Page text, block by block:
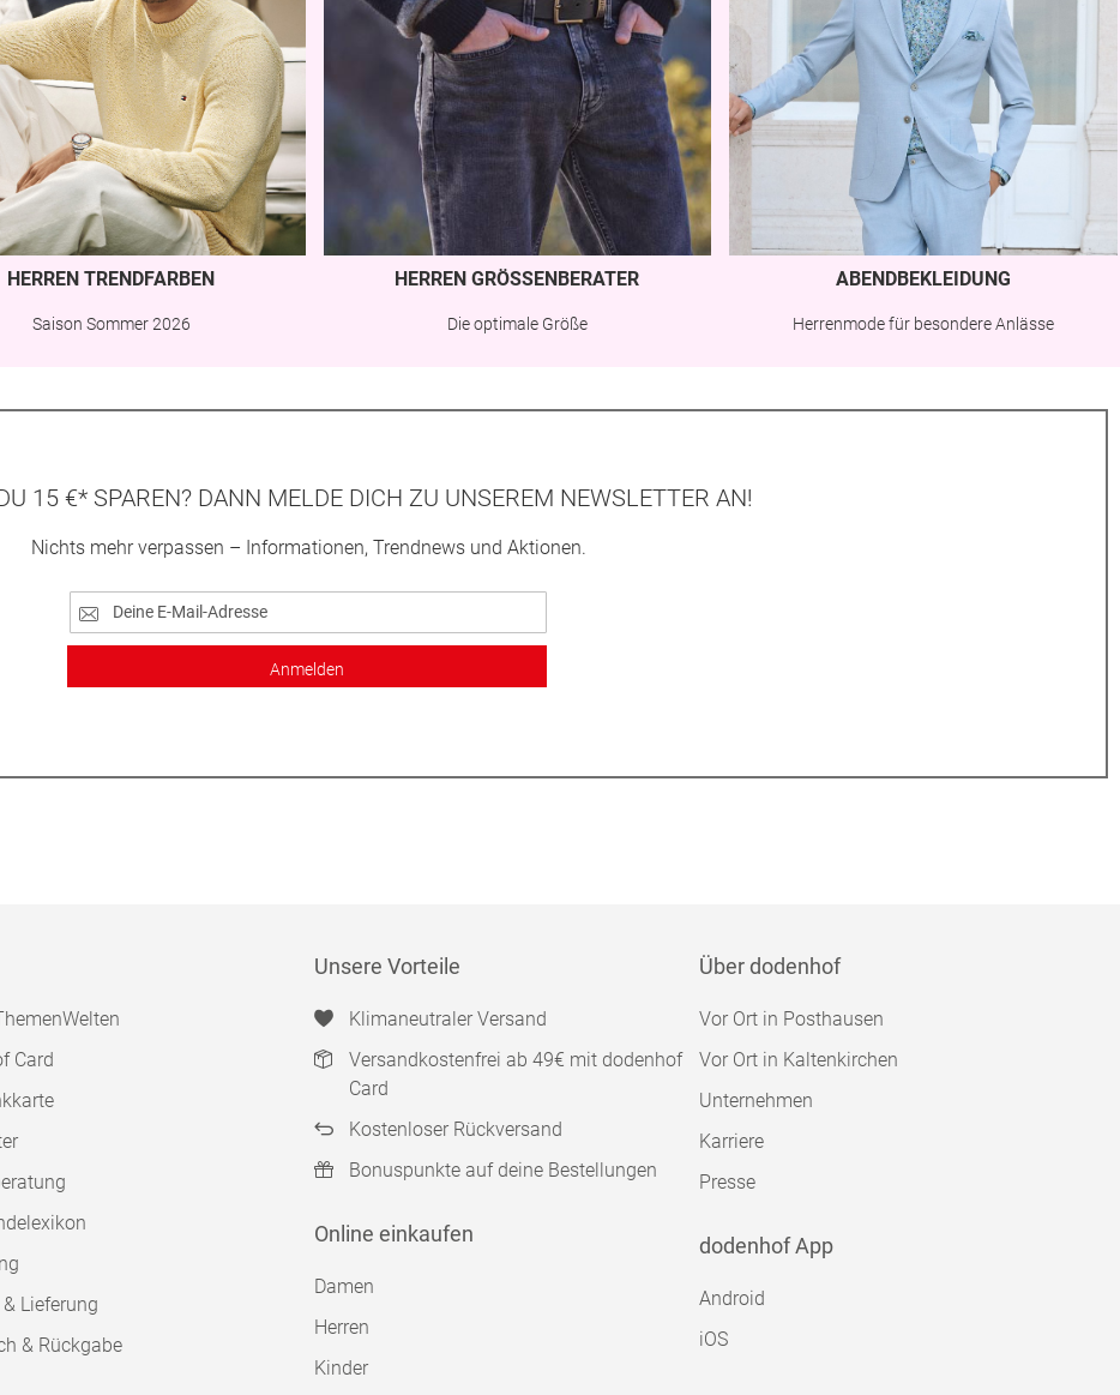
HERREN TRENDFARBEN
Saison Sommer 2026
HERREN GRÖSSENBERATER
Die optimale Größe
ABENDBEKLEIDUNG
Herrenmode für besondere Anlässe
15 €* SPAREN? DANN MELDE DICH ZU UNSEREM NEWSLETTER AN!
Nichts mehr verpassen – Informationen, Trendnews und Aktionen.
Anmelden
Card
Lieferung
& Rückgabe
Unsere Vorteile
Klimaneutraler Versand
Versandkostenfrei ab 49€ mit dodenhof
Card
Kostenloser Rückversand
Bonuspunkte auf deine Bestellungen
Online einkaufen
Damen
Herren
Kinder
Über dodenhof
Vor Ort in Posthausen
Vor Ort in Kaltenkirchen
Unternehmen
Karriere
Presse
dodenhof App
Android
iOS